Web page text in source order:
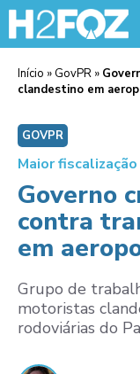
Início » GovPR »
clandestino em
GOVPR
Maior fiscalização
Governo
contra
em
Grupo de
motoristas
rodoviárias do